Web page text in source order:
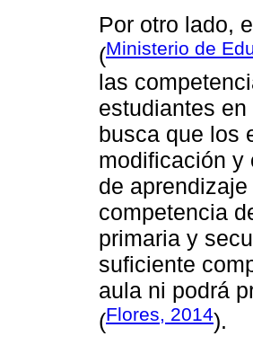
Por otro lado,
(Ministerio de
las
estudiantes
busca que los
modificación y
de
competencia
primaria y
suficiente
aula ni podrá
(Flores, 2014).